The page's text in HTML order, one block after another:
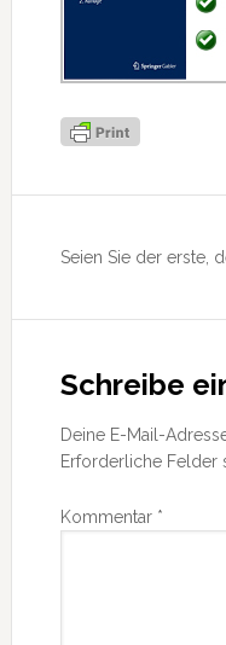
Seien Sie der erste,
Schreibe
Deine E-Mail-
Erforderliche Felder
Kommentar *